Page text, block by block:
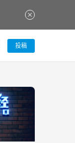
投稿